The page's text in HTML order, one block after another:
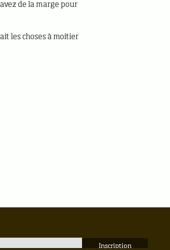
de la marge pour
les choses à moitier